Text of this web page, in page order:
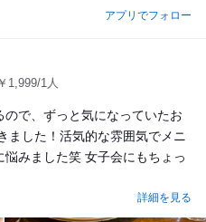
アプリでフォロー
1,999/1人
で、ずっと気になっていたお
ました！活気的な雰囲気でメニ
みました笑 女子会にもちょっ
詳細を見る